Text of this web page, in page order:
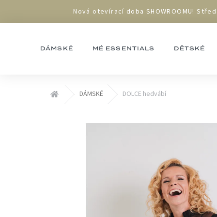
obsah
Nová otevírací doba SHOWROOMU!
DÁMSKÉ MÉ ESSENTIALS DĚTSKÉ
Domů DÁMSKÉ DOLCE hedvábí